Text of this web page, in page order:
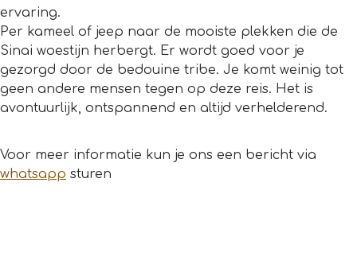
ervaring.
Per kameel of jeep naar de mooiste plekken die de
Sinai woestijn herbergt. Er wordt goed voor je
gezorgd door de bedouine tribe. Je komt weinig tot
geen andere mensen tegen op deze reis. Het is
avontuurlijk, ontspannend en altijd verhelderend.
Voor meer informatie kun je ons een bericht via
whatsapp sturen